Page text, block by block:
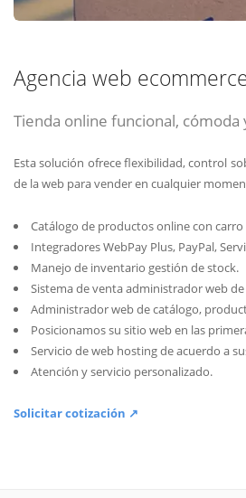
Agencia web
Tienda online funcional, cómoda
Esta solución ofrece flexibilidad, control
de la web para vender en cualquier
Catálogo de productos online con
Integradores WebPay Plus, PayPal,
Manejo de inventario gestión de stock.
Sistema de venta administrador web
Administrador web de catálogo,
Posicionamos su sitio web en las
Servicio de web hosting de acuerdo a
Atención y servicio personalizado.
Solicitar cotización ↗